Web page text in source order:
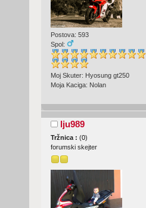
Postova: 593
Spol:
Moj Skuter: Hyosung gt250
Moja Kaciga: Nolan
lju989
Tržnica : (0)
forumski skejter